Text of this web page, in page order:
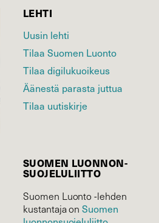
LEHTI
Uusin lehti
Tilaa Suomen Luonto
Tilaa digilukuoikeus
Äänestä parasta juttua
Tilaa uutiskirje
SUOMEN LUONNON­
SUOJELU­LIITTO
Suomen Luonto -lehden
kustantaja onSuomen